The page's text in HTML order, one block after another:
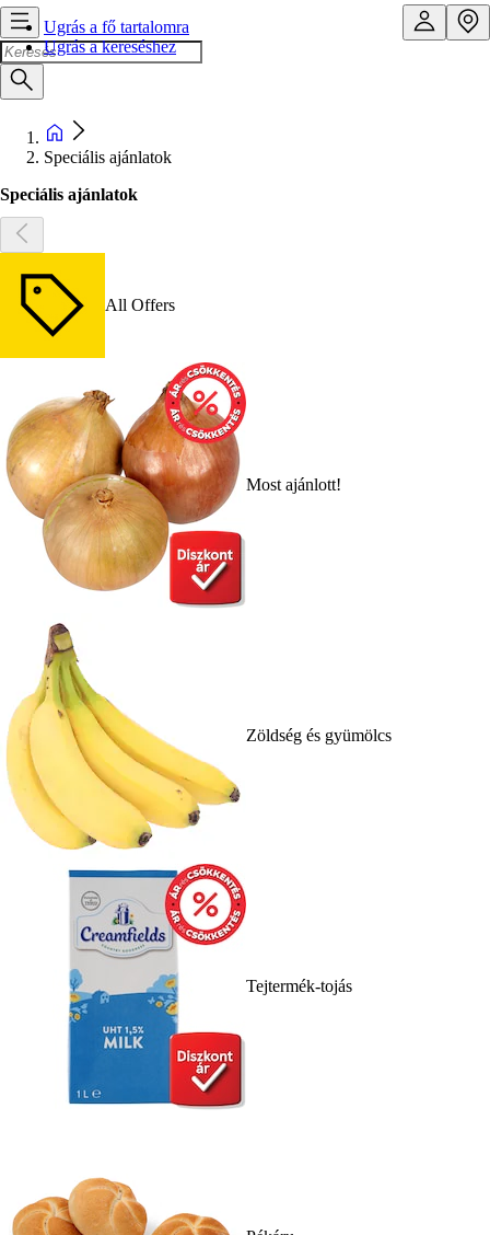
Ugrás a fő tartalomra
Ugrás a kereséshez
Speciális ajánlatok
Speciális ajánlatok
All Offers
Most ajánlott!
Zöldség és gyümölcs
Tejtermék-tojás